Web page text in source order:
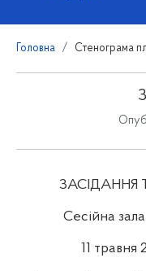
Головна Стенограма
ЗАСІДАННЯ
Сесійна
11 травня